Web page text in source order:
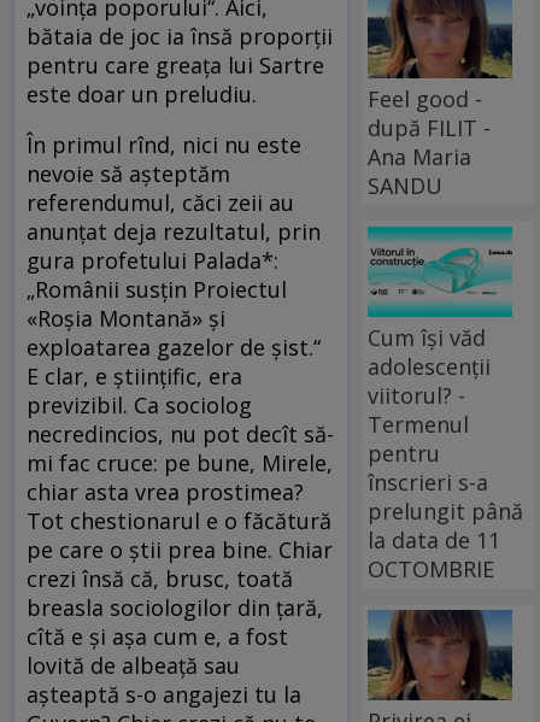
„voinţa poporului“. Aici,
bătaia de joc ia însă proporţii
pentru care greaţa lui Sartre
este doar un preludiu.
În primul rînd, nici nu este
nevoie să aşteptăm
referendumul, căci zeii au
anunţat deja rezultatul, prin
gura profetului Palada*:
„Românii susţin Proiectul
«Roşia Montană» şi
exploatarea gazelor de şist.“
E clar, e ştiinţific, era
previzibil. Ca sociolog
necredincios, nu pot decît să-
mi fac cruce: pe bune, Mirele,
chiar asta vrea prostimea?
Tot chestionarul e o făcătură
pe care o ştii prea bine. Chiar
crezi însă că, brusc, toată
breasla sociologilor din ţară,
cîtă e şi aşa cum e, a fost
lovită de albeaţă sau
aşteaptă s-o angajezi tu la
Feel good -
după FILIT -
Ana Maria
SANDU
Cum își văd
adolescenții
viitorul? -
Termenul
pentru
înscrieri s-a
prelungit până
la data de 11
OCTOMBRIE